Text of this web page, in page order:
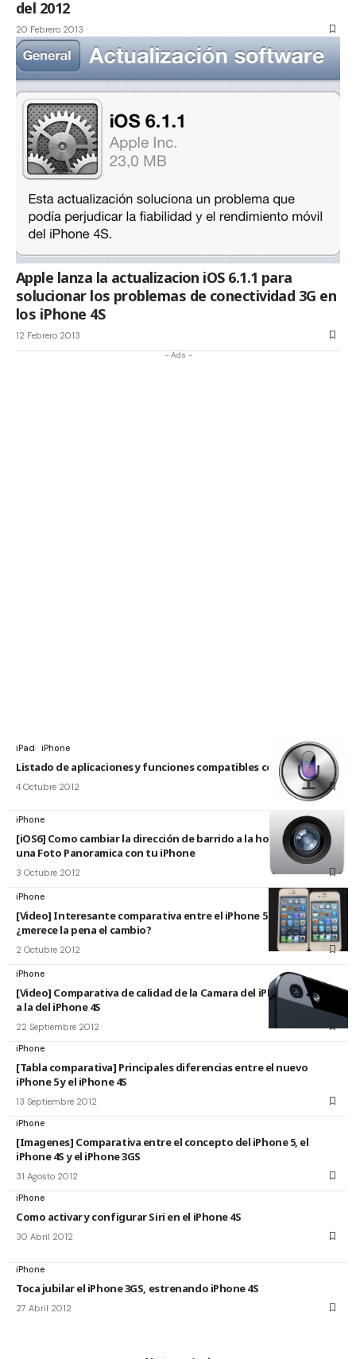
del 2012
20 Febrero 2013
Apple lanza la actualizacion iOS 6.1.1 para
solucionar los problemas de conectividad 3G en
los iPhone 4S
12 Febrero 2013
- Ads -
iPad iPhone
Listado de aplicaciones y funciones compatibles con Siri
4 Octubre 2012
iPhone
[iOS6] Como cambiar la dirección de barrido a la hora de hacer
una Foto Panoramica con tu iPhone
3 Octubre 2012
iPhone
[Video] Interesante comparativa entre el iPhone 5 y el 4S
¿merece la pena el cambio?
2 Octubre 2012
iPhone
[Video] Comparativa de calidad de la Camara del iPhone 5 frente
a la del iPhone 4S
22 Septiembre 2012
iPhone
[Tabla comparativa] Principales diferencias entre el nuevo
iPhone 5 y el iPhone 4S
13 Septiembre 2012
iPhone
[Imagenes] Comparativa entre el concepto del iPhone 5, el
iPhone 4S y el iPhone 3GS
31 Agosto 2012
iPhone
Como activar y configurar Siri en el iPhone 4S
30 Abril 2012
iPhone
Toca jubilar el iPhone 3GS, estrenando iPhone 4S
27 Abril 2012